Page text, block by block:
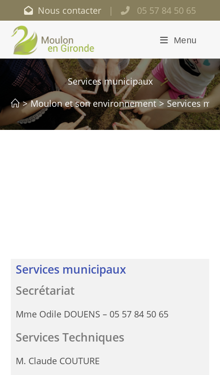
Nous contacter | 05 57 84 50 65
Menu
Services municipaux
> Moulon et son environnement > Services
Services municipaux
Secrétariat
Mme Odile DOUENS – 05 57 84 50 65
Services Techniques
M. Claude COUTURE